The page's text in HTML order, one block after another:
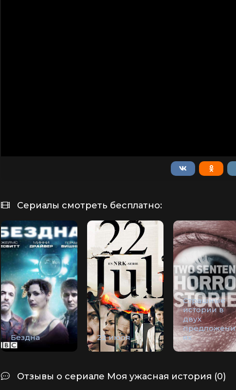
Сериалы смотреть бесплатно:
Бездна 22 июля
Страшные
истории в
двух
предложени
ях
Отзывы о сериале Моя ужасная история (0)